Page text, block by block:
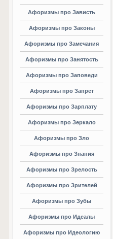
Афоризмы про Зависть
Афоризмы про Законы
Афоризмы про Замечания
Афоризмы про Занятость
Афоризмы про Заповеди
Афоризмы про Запрет
Афоризмы про Зарплату
Афоризмы про Зеркало
Афоризмы про Зло
Афоризмы про Знания
Афоризмы про Зрелость
Афоризмы про Зрителей
Афоризмы про Зубы
Афоризмы про Идеалы
Афоризмы про Идеологию